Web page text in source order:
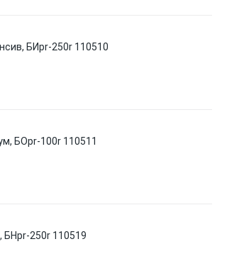
БИpr-250r 110510
БОpr-100r 110511
БНpr-250r 110519